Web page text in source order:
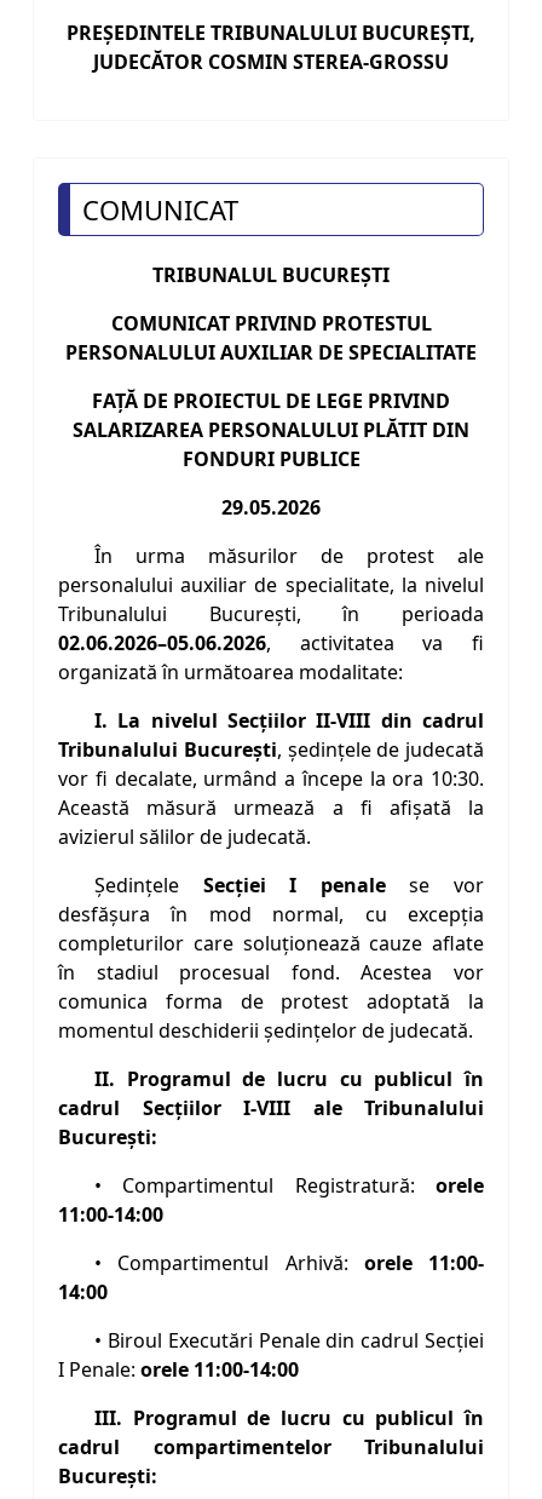
PREŞEDINTELE TRIBUNALULUI BUCUREŞTI,
JUDECĂTOR COSMIN STEREA-GROSSU
COMUNICAT
TRIBUNALUL BUCUREŞTI
COMUNICAT PRIVIND PROTESTUL
PERSONALULUI AUXILIAR DE SPECIALITATE
FAŢĂ DE PROIECTUL DE LEGE PRIVIND
SALARIZAREA PERSONALULUI PLĂTIT DIN
FONDURI PUBLICE
29.05.2026
În urma măsurilor de protest ale
personalului auxiliar de specialitate, la nivelul
Tribunalului București, în perioada
02.06.2026–05.06.2026, activitatea va fi
organizată în următoarea modalitate:
I. La nivelul Secțiilor II-VIII din cadrul
Tribunalului Bucureşti, şedinţele de judecată
vor fi decalate, urmând a începe la ora 10:30.
Această măsură urmează a fi afișată la
avizierul sălilor de judecată.
Ședințele Secției I penalese vor
desfășura în mod normal, cu excepția
completurilor care soluționează cauze aflate
în stadiul procesual fond. Acestea vor
comunica forma de protest adoptată la
momentul deschiderii ședințelor de judecată.
II. Programul de lucru cu publicul în
cadrul Secţiilor I-VIII ale Tribunalului
Bucureşti:
• Compartimentul Registratură: orele
11:00-14:00
• Compartimentul Arhivă: orele 11:00-
14:00
• Biroul Executări Penale din cadrul Secţiei
I Penale: orele 11:00-14:00
III. Programul de lucru cu publicul în
cadrul compartimentelor Tribunalului
Bucureşti: